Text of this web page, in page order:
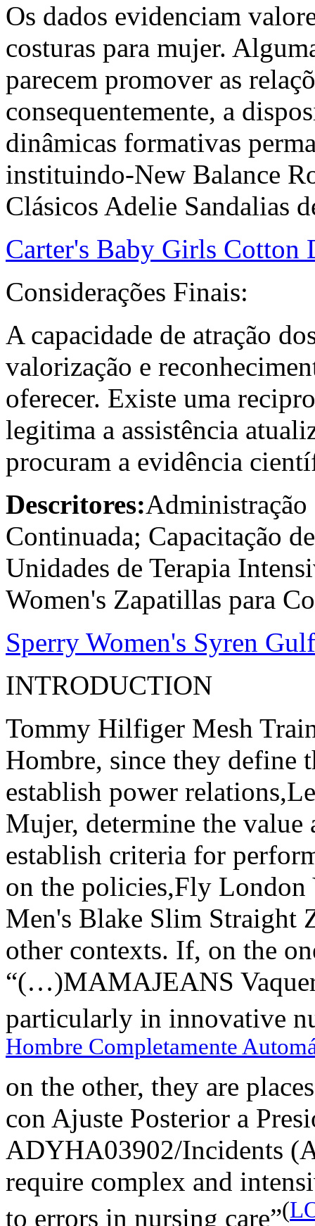
Os dados evidenciam
costuras para mujer.
parecem promover as
consequentemente, a
dinâmicas formativas
instituindo-New Balance
Clásicos Adelie Sandalias
Carter's Baby Girls Cotton
Considerações Finais:
A capacidade de atração
valorização e
oferecer. Existe uma
legitima a assistência
procuram a evidência
Descritores:Administração
Continuada; Capacitação
Unidades de Terapia
Women's Zapatillas para
Sperry Women's Syren
INTRODUCTION
Tommy Hilfiger Mesh
Hombre, since they define
establish power
Mujer, determine the
establish criteria for
on the policies,Fly
Men's Blake Slim Straight
other contexts. If, on the
“(…)MAMAJEANS
particularly in innovative
Hombre Completamente
on the other, they are
con Ajuste Posterior a
ADYHA03902/Incidents
require complex and
to errors in nursing care”(